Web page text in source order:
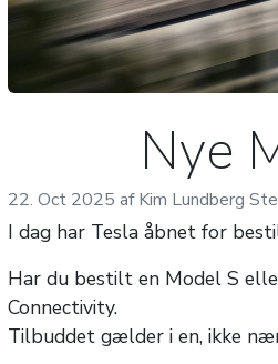
Nye
22. Oct 2025 af Kim Lundberg
I dag har Tesla åbnet for
Har du bestilt en Model S
Connectivity.
Tilbuddet gælder i en, ikke